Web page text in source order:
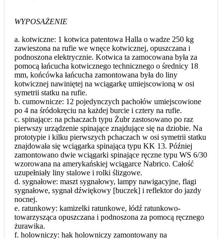
WYPOSAŻENIE
a. kotwiczne: 1 kotwica patentowa Halla o wadze 250 kg
zawieszona na rufie we wnęce kotwicznej, opuszczana i
podnoszona elektrycznie. Kotwica ta zamocowana była za
pomocą łańcucha kotwicznego technicznego o średnicy 18
mm, końcówka łańcucha zamontowana była do liny
kotwicznej nawiniętej na wciągarkę umiejscowioną w osi
symetrii statku na rufie.
b. cumownicze: 12 pojedynczych pachołów umiejscowione
po 4 na śródokręciu na każdej burcie i cztery na rufie.
c. spinające: na pchaczach typu Żubr zastosowano po raz
pierwszy urządzenie spinające znajdujące się na dziobie. Na
prototypie i kilku pierwszych pchaczach w osi symetrii statku
znajdowała się wciągarka spinająca typu KK 13. Później
zamontowano dwie wciągarki spinające ręczne typu WS 6/30
wzorowana na amerykańskiej wciągarce Nabrico. Całość
uzupełniały liny stalowe i rolki ślizgowe.
d. sygnałowe: maszt sygnałowy, lampy nawigacyjne, flagi
sygnałowe, sygnał dźwiękowy [buczek] i reflektor do jazdy
nocnej.
e. ratunkowy: kamizelki ratunkowe, łódź ratunkowo-
towarzysząca opuszczana i podnoszona za pomocą ręcznego
żurawika.
f. holowniczy: hak holowniczy zamontowany na